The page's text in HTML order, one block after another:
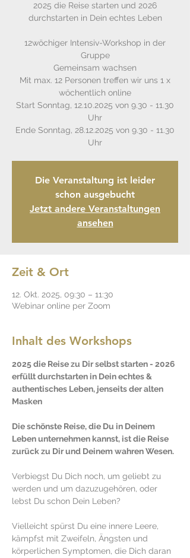
2025 die Reise starten und 2026
durchstarten in Dein echtes Leben
12wöchiger Intensiv-Workshop in der
Gruppe
Gemeinsam wachsen
Mit max. 12 Personen treffen wir uns 1 x
wöchentlich online
Start Sonntag, 12.10.2025 von 9.30 - 11.30
Uhr
Ende Sonntag, 28.12.2025 von 9.30 - 11.30
Die Veranstaltung ist leider
schon ausgebucht
Jetzt andere Veranstaltungen
ansehen
Zeit & Ort
12. Okt. 2025, 09:30 – 11:30
Webinar online per Zoom
Inhalt des Workshops
2025 die Reise zu Dir selbst starten - 2026
erfüllt durchstarten in Dein echtes &
authentisches Leben, jenseits der alten
Masken
Die schönste Reise, die Du in Deinem
Leben unternehmen kannst, ist die Reise
zurück zu Dir und Deinem wahren Wesen.
Verbiegst Du Dich noch, um geliebt zu
werden und um dazuzugehören, oder
lebst Du schon Dein Leben?
Vielleicht spürst Du eine innere Leere,
kämpfst mit Zweifeln, Ängsten und
körperlichen Symptomen, die Dich daran